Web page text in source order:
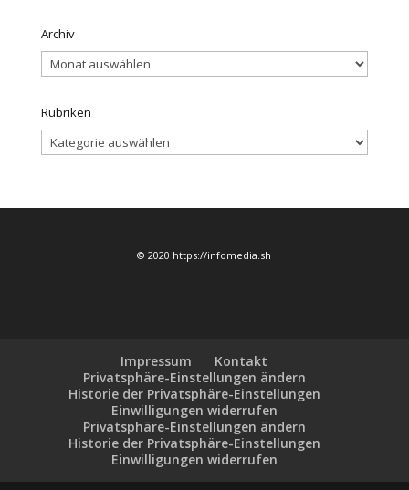
Archiv
Archiv
Rubriken
Rubriken
© 2020 https://infomedia.sh
Impressum
Kontakt
Privatsphäre-Einstellungen ändern
Historie der Privatsphäre-Einstellungen
Einwilligungen widerrufen
Privatsphäre-Einstellungen ändern
Historie der Privatsphäre-Einstellungen
Einwilligungen widerrufen